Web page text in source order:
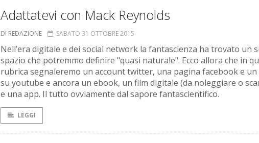
Adattatevi con Mack Reynolds
DI REDAZIONE SABATO 31 OTTOBRE 2015
Nell’era digitale e dei social network la fantascienza ha trovato un
spazio che potremmo definire "quasi naturale". Ecco allora che in
rubrica segnaleremo un account twitter, una pagina facebook e un
su youtube e ancora un ebook, un film digitale (da noleggiare o
e una app. Il tutto ovviamente dal sapore fantascientifico.
LEGGI